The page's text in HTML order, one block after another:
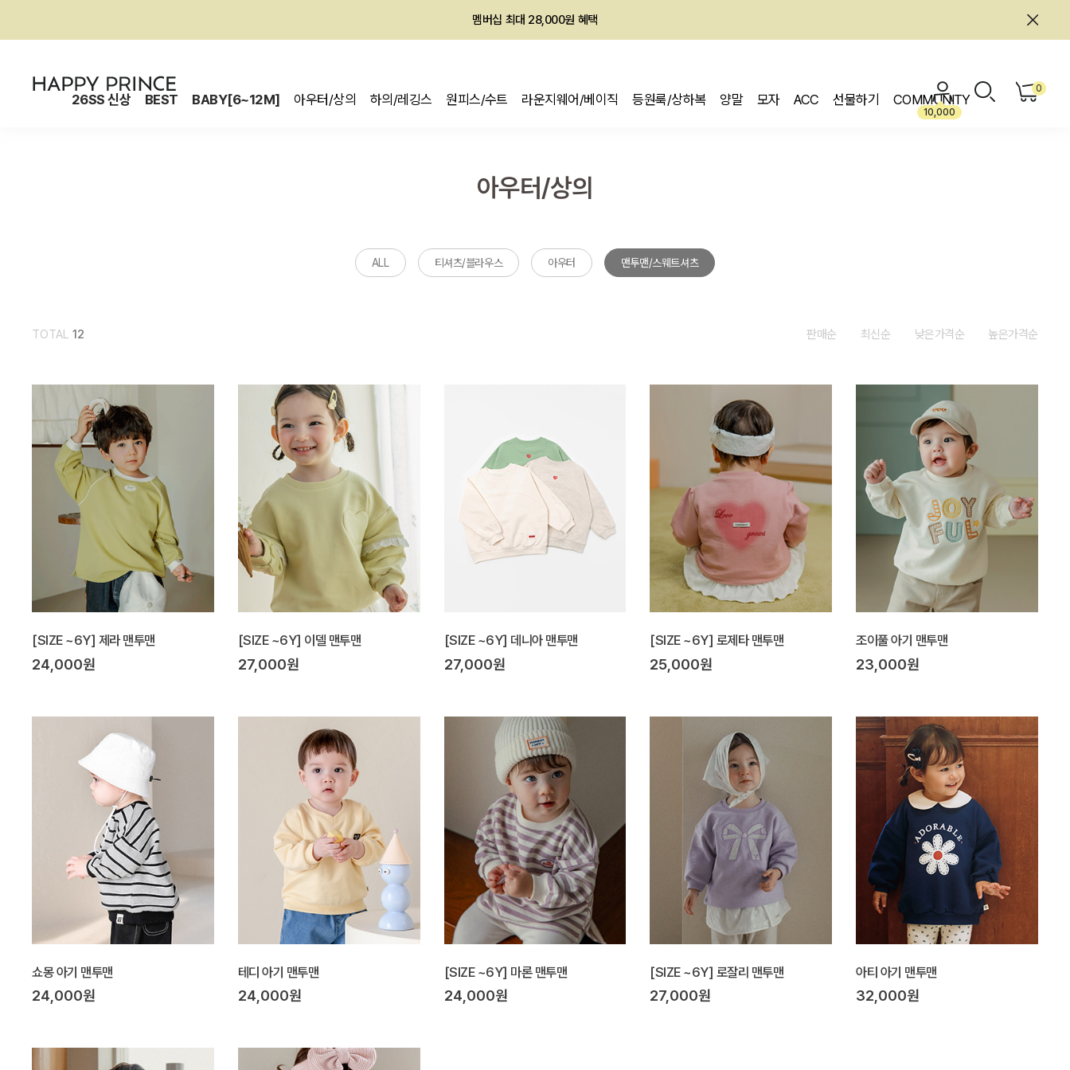
회원전용 아울렛, 가입하면 ~60% 할인!
26SS 신상 BEST BABY[6~12M] 아우터/상의 하의/레깅스 원피스/수트 라운지웨어/베이직 등원룩/상하복 양말 모자 ACC 선물하기 COMMUNITY
10,000
0
아우터/상의
ALL 티셔츠/블라우스 아우터 맨투맨/스웨트셔츠
TOTAL 12 판매순 최신순 낮은가격순 높은가격순
[SIZE ~6Y] 제라 맨투맨
24,000원
[SIZE ~6Y] 이델 맨투맨
27,000원
[SIZE ~6Y] 데니아 맨투맨
27,000원
[SIZE ~6Y] 로제타 맨투맨
25,000원
조이풀 아기 맨투맨
23,000원
쇼몽 아기 맨투맨
24,000원
테디 아기 맨투맨
24,000원
[SIZE ~6Y] 마론 맨투맨
24,000원
[SIZE ~6Y] 로잘리 맨투맨
27,000원
아티 아기 맨투맨
32,000원